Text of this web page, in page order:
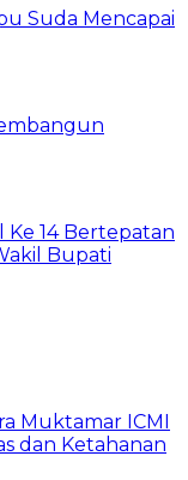
Suda Mencapai
14 Bertepatan
Bupati
Muktamar ICMI
dan Ketahanan